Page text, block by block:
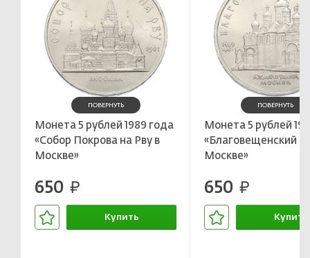
ПОВЕРНУТЬ
Монета 5 рублей 1989 года
«Собор Покрова на Рву в
Москве»
650 руб.
Купить
ПОВЕРНУТЬ
Монета 5 рублей
«Благовещенский
Москве»
650 руб.
Купить